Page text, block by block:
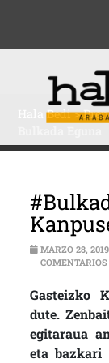
Hala Bedi>
MARZO 28, 2019
Gasteizko
dute.
egitaraua
eta bazkari